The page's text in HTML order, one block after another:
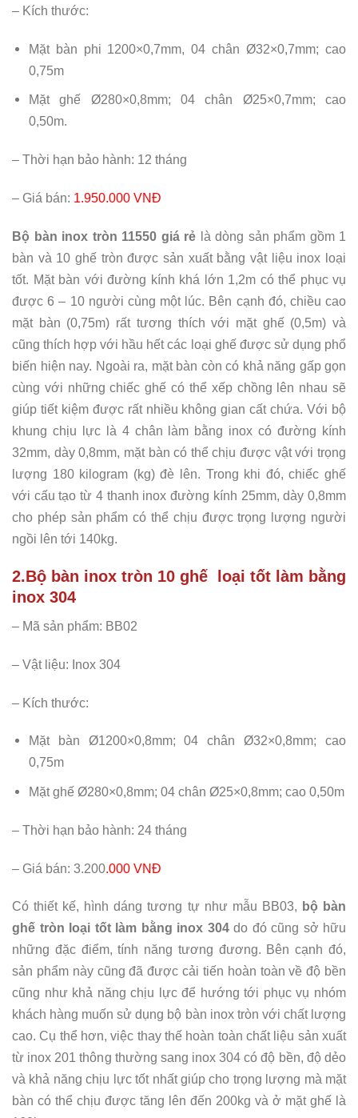
– Kích thước:
Mặt bàn phi 1200×0,7mm, 04 chân Ø32×0,7mm; cao
0,75m
Mặt ghế Ø280×0,8mm; 04 chân Ø25×0,7mm; cao
0,50m.
– Thời hạn bảo hành: 12 tháng
– Giá bán: 1.950.000 VNĐ
Bộ bàn inox tròn 11550 giá rẻ là dòng sản phẩm gồm 1
bàn và 10 ghế tròn được sản xuất bằng vật liệu inox loại
tốt. Mặt bàn với đường kính khá lớn 1,2m có thể phục vụ
được 6 – 10 người cùng một lúc. Bên cạnh đó, chiều cao
mặt bàn (0,75m) rất tương thích với mặt ghế (0,5m) và
cũng thích hợp với hầu hết các loại ghế được sử dụng phổ
biến hiện nay. Ngoài ra, mặt bàn còn có khả năng gấp gọn
cùng với những chiếc ghế có thể xếp chồng lên nhau sẽ
giúp tiết kiệm được rất nhiều không gian cất chứa. Với bộ
khung chịu lực là 4 chân làm bằng inox có đường kính
32mm, dày 0,8mm, mặt bàn có thể chịu được vật với trọng
lượng 180 kilogram (kg) đè lên. Trong khi đó, chiếc ghế
với cấu tạo từ 4 thanh inox đường kính 25mm, dày 0,8mm
cho phép sản phẩm có thể chịu được trọng lượng người
ngồi lên tới 140kg.
2.Bộ bàn inox tròn 10 ghế loại tốt làm bằng
inox 304
– Mã sản phẩm: BB02
– Vật liệu: Inox 304
– Kích thước:
Mặt bàn Ø1200×0,8mm; 04 chân Ø32×0,8mm; cao
0,75m
Mặt ghế Ø280×0,8mm; 04 chân Ø25×0,8mm; cao 0,50m
– Thời hạn bảo hành: 24 tháng
– Giá bán: 3.200.000 VNĐ
Có thiết kế, hình dáng tương tự như mẫu BB03, bộ bàn
ghế tròn loại tốt làm bằng inox 304do đó cũng sở hữu
những đặc điểm, tính năng tương đương. Bên cạnh đó,
sản phẩm này cũng đã được cải tiến hoàn toàn về độ bền
cũng như khả năng chịu lực để hướng tới phục vụ nhóm
khách hàng muốn sử dụng bộ bàn inox tròn với chất lượng
cao. Cụ thể hơn, việc thay thế hoàn toàn chất liệu sản xuất
từ inox 201 thông thường sang inox 304 có độ bền, độ dẻo
và khả năng chịu lực tốt nhất giúp cho trọng lượng mà mặt
bàn có thể chịu được tăng lên đến 200kg và ở mặt ghế là